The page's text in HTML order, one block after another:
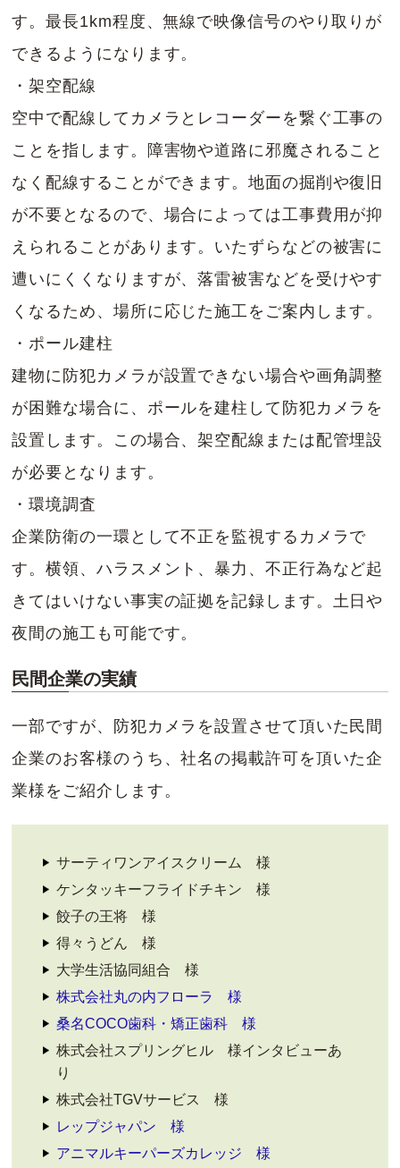
す。最長1km程度、無線で映像信号のやり取りが
できるようになります。
・架空配線
空中で配線してカメラとレコーダーを繋ぐ工事の
ことを指します。障害物や道路に邪魔されること
なく配線することができます。地面の掘削や復旧
が不要となるので、場合によっては工事費用が抑
えられることがあります。いたずらなどの被害に
遭いにくくなりますが、落雷被害などを受けやす
くなるため、場所に応じた施工をご案内します。
・ポール建柱
建物に防犯カメラが設置できない場合や画角調整
が困難な場合に、ポールを建柱して防犯カメラを
設置します。この場合、架空配線または配管埋設
が必要となります。
・環境調査
企業防衛の一環として不正を監視するカメラで
す。横領、ハラスメント、暴力、不正行為など起
きてはいけない事実の証拠を記録します。土日や
夜間の施工も可能です。
民間企業の実績
一部ですが、防犯カメラを設置させて頂いた民間
企業のお客様のうち、社名の掲載許可を頂いた企
業様をご紹介します。
サーティワンアイスクリーム 様
ケンタッキーフライドチキン 様
餃子の王将 様
得々うどん 様
大学生活協同組合 様
株式会社丸の内フローラ 様
桑名COCO歯科・矯正歯科 様
株式会社スプリングヒル 様インタビューあ
り
株式会社TGVサービス 様
レップジャパン 様
アニマルキーパーズカレッジ 様